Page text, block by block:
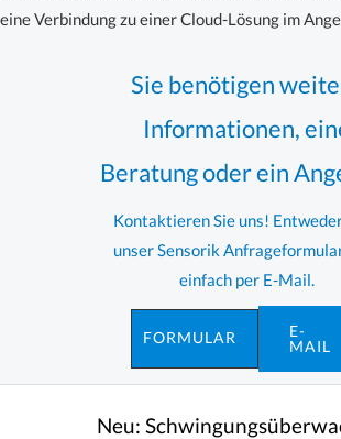
eine Verbindung zu einer Cloud-Lösung im
Sie benötigen
Informationen,
Beratung oder ein
Kontaktieren Sie uns!
unser Sensorik
einfach per E-Mail.
FORMULAR
E-
MAIL
Neu: